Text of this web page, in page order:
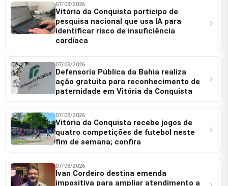
07/08/2026
Vitória da Conquista participa de
pesquisa nacional que usa IA para
identificar risco de insuficiência
cardíaca
07/08/2026
Defensoria Pública da Bahia realiza
ação gratuita para reconhecimento de
paternidade em Vitória da Conquista
07/08/2026
Vitória da Conquista recebe jogos de
quatro competições de futebol neste
fim de semana; confira
07/08/2026
Ivan Cordeiro destina emenda
impositiva para ampliar atendimento a